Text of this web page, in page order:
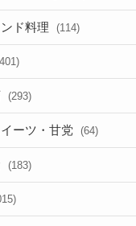
ド料理 (114)
(293)
ーツ・甘党 (64)
(183)